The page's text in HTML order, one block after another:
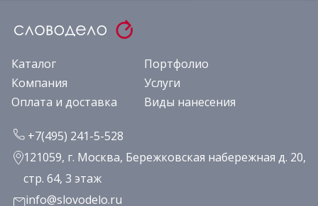
Каталог
Портфолио
Компания
Услуги
Оплата и доставка
Виды нанесения
+7(495) 241-5-528
121059, г. Москва, Бережковская набережная д. 20,
стр. 64, 3 этаж
info@slovodelo.ru